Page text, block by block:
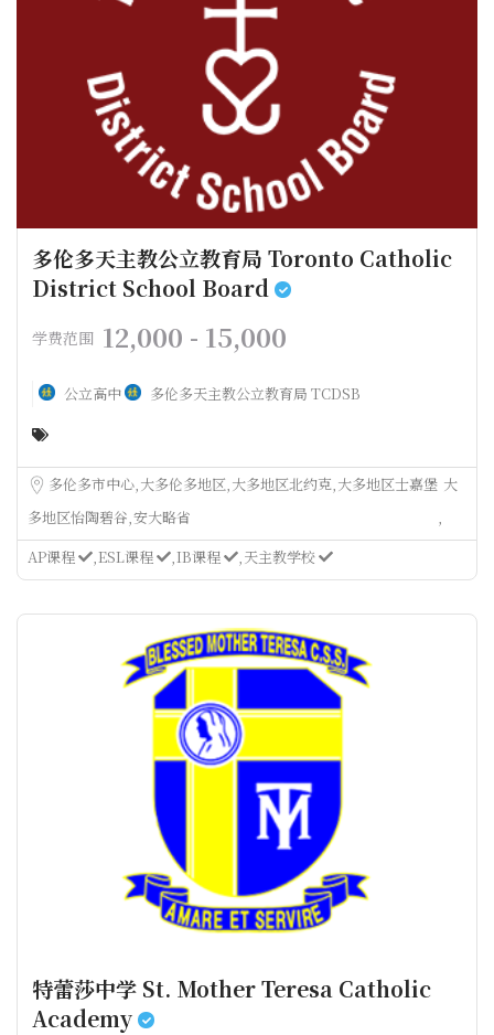
多伦多天主教公立教育局 Toronto Catholic
District School Board
学费范围 12,000 - 15,000
公立高中 多伦多天主教公立教育局 TCDSB
多伦多市中心 大多伦多地区 大多地区北约克 大多地区士嘉堡 大
多地区怡陶碧谷 安大略省
AP课程
ESL课程 IB课程 天主教学校
特蕾莎中学 St. Mother Teresa Catholic
Academy